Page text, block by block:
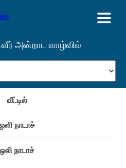
அன்றாட வாழ்வில்
வீட்டில்
நாடாச்
ஒலி நாடாச்